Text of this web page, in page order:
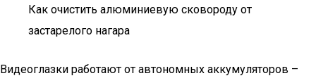
Как очистить алюминиевую сковороду от
застарелого нагара
Видеоглазки работают от автономных аккумуляторов –